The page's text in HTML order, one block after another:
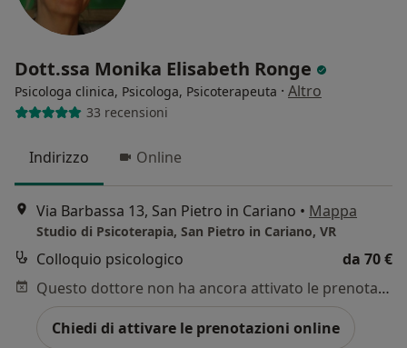
Dott.ssa Monika Elisabeth Ronge
Psicologa clinica, Psicologa, Psicoterapeuta · Altro
33 recensioni
Indirizzo Online
Via Barbassa 13, San Pietro in Cariano • Mappa
Studio di Psicoterapia, San Pietro in Cariano, VR
Colloquio psicologico
da 70 €
Questo dottore non ha ancora attivato le prenotazioni online presso questo indirizzo.
Chiedi di attivare le prenotazioni online